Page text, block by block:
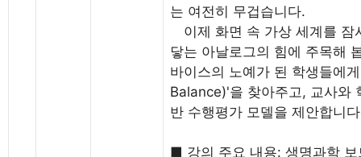
는 여전히 무겁습니다.
이제 화면 속 가상 세계를 잠
닿는 아날로그의 힘에 주목해
바이스의 노예가 된 학생들에
Balance)'을 찾아주고, 교사와
반 수행평가 모델을 제안합니
■ 강의 주요 내용: 생명과학